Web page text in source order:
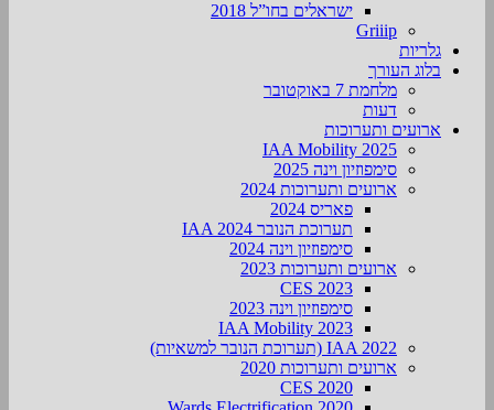
ישראלים בחו”ל 2018
Griiip
גלריות
בלוג העורך
מלחמת 7 באוקטובר
דעות
ארועים ותערוכות
2025 IAA Mobility
סימפוזיון וינה 2025
ארועים ותערוכות 2024
פאריס 2024
תערוכת הנובר IAA 2024
סימפוזיון וינה 2024
ארועים ותערוכות 2023
CES 2023
סימפוזיון וינה 2023
IAA Mobility 2023
IAA 2022 (תערוכת הנובר למשאיות)
ארועים ותערוכות 2020
CES 2020